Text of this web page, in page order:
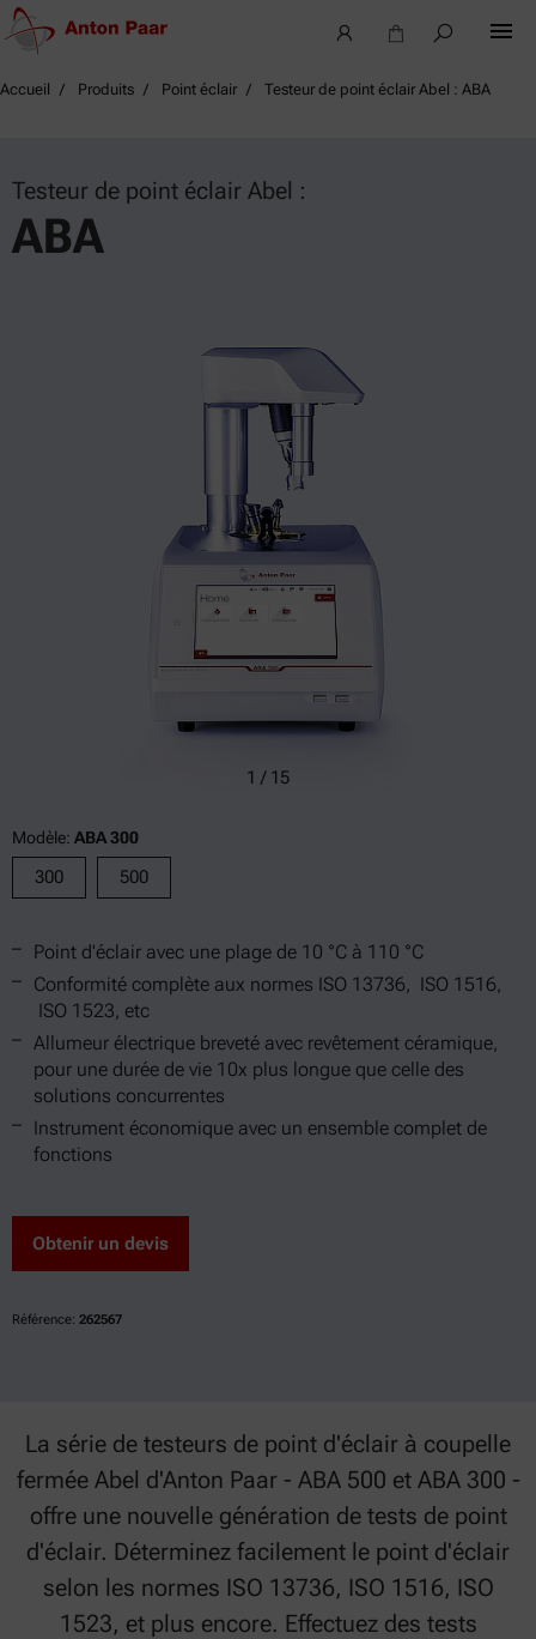
Accueil Produits Point éclair Testeur de point éclair Abel : ABA
Testeur de point éclair Abel :
ABA
1 / 15
Modèle: ABA 300
300 500
Point d'éclair avec une plage de 10 °C à 110 °C
Conformité complète aux normes ISO 13736, ISO 1516,
ISO 1523, etc
Allumeur électrique breveté avec revêtement céramique,
pour une durée de vie 10x plus longue que celle des
solutions concurrentes
Instrument économique avec un ensemble complet de
fonctions
Obtenir un devis
Référence: 262567
La série de testeurs de point d'éclair à coupelle
fermée Abel d'Anton Paar - ABA 500 et ABA 300 -
offre une nouvelle génération de tests de point
d'éclair. Déterminez facilement le point d'éclair
selon les normes ISO 13736, ISO 1516, ISO
1523, et plus encore. Effectuez des tests